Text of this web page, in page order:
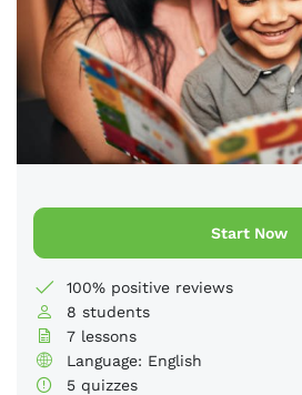
Start Now
100% positive reviews
8 students
7 lessons
Language: English
5 quizzes